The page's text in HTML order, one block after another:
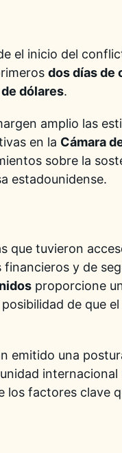
el inicio del
dos días de
dólares.
amplio las
en la Cámara
sobre la
estadounidense.
que tuvieron
financieros y de
proporcione
de que
emitido una
factores clave